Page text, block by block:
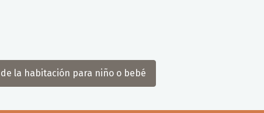
la habitación para niño o bebé